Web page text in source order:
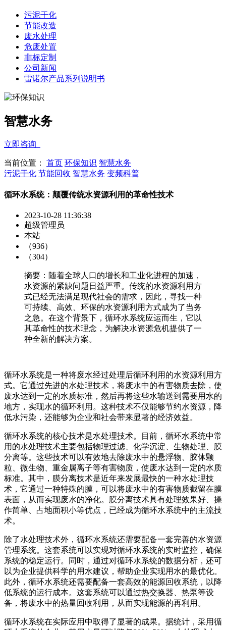
污泥干化
节能改造
废水处理
危废处置
非标定制
公司新闻
雷诺尔产品系列说明书
智慧水务
立即咨询
当前位置： 首页 环保知识 智慧水务
污泥干化 节能回收 智慧水务 变频科普
循环水系统：颠覆传统水资源利用的革命性技术
2023-10-28 11:36:38
超级管理员
本站
（936）
（304）
摘要：​随着全球人口的增长和工业化进程的加速，
水资源的紧缺问题日益严重。传统的水资源利用方
式已经无法满足现代社会的需求，因此，寻找一种
可持续、高效、环保的水资源利用方式成为了当务
之急。在这个背景下，循环水系统应运而生，它以
其革命性的技术理念，为解决水资源危机提供了一
种全新的解决方案。
循环水系统是一种将废水经过处理后循环利用的水资源利用方
式。它通过先进的水处理技术，将废水中的有害物质去除，使
废水达到一定的水质标准，然后再将这些水输送到需要用水的
地方，实现水的循环利用。这种技术不仅能够节约水资源，降
低水污染，还能够为企业和社会带来显著的经济效益。
循环水系统的核心技术是水处理技术。目前，循环水系统中常
用的水处理技术主要包括物理过滤、化学沉淀、生物处理、膜
分离等。这些技术可以有效地去除废水中的悬浮物、胶体颗
粒、微生物、重金属离子等有害物质，使废水达到一定的水质
标准。其中，膜分离技术是近年来发展最快的一种水处理技
术，它通过一种特殊的膜，可以将废水中的有害物质截留在膜
表面，从而实现废水的净化。膜分离技术具有处理效果好、操
作简单、占地面积小等优点，已经成为循环水系统中的主流技
术。
除了水处理技术外，循环水系统还需要配备一套完善的水资源
管理系统。这套系统可以实现对循环水系统的实时监控，确保
系统的稳定运行。同时，通过对循环水系统的数据分析，还可
以为企业提供科学的用水建议，帮助企业实现用水的最优化。
此外，循环水系统还需要配备一套高效的能源回收系统，以降
低系统的运行成本。这套系统可以通过热交换器、热泵等设
备，将废水中的热量回收利用，从而实现能源的再利用。
循环水系统在实际应用中取得了显著的成果。据统计，采用循